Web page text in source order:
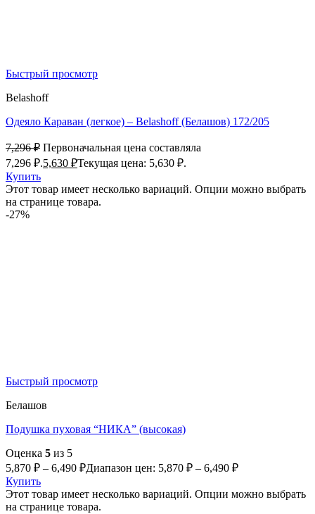
Быстрый просмотр
Belashoff
Одеяло Караван (легкое) – Belashoff (Белашов) 172/205
7,296₽ Первоначальная цена составляла
7,296 ₽.5,630 ₽Текущая цена: 5,630 ₽.
Купить
Этот товар имеет несколько вариаций. Опции можно выбрать
на странице товара.
-27%
Быстрый просмотр
Белашов
Подушка пуховая “НИКА” (высокая)
Оценка 5 из 5
5,870 ₽ – 6,490 ₽Диапазон цен: 5,870 ₽ – 6,490 ₽
Купить
Этот товар имеет несколько вариаций. Опции можно выбрать
на странице товара.